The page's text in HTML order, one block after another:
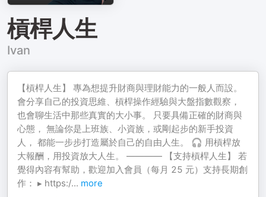
槓桿人生
Ivan
【槓桿人生】 專為想提升財商與理財能力的一般人而設。
會分享自己的投資思維、槓桿操作經驗與大盤指數觀察，
也會聊生活中那些真實的大小事。 只要具備正確的財商與
心態， 無論你是上班族、小資族，或剛起步的新手投資
人， 都能一步步打造屬於自己的自由人生。 🎧 用槓桿放
大報酬，用投資放大人生。 ———— 【支持槓桿人生】 若
覺得內容有幫助，歡迎加入會員（每月 25 元）支持長期創
作： ▸ https:/... more